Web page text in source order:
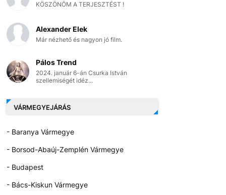
KÖSZÖNÖM A TERJESZTÉST !
Alexander Elek
Már nézhető és nagyon jó film.
Pálos Trend
2024. január 6-án Csurka István
szellemiségét idéz...
VÁRMEGYEJÁRÁS
- Baranya Vármegye
- Borsod-Abaúj-Zemplén Vármegye
- Budapest
- Bács-Kiskun Vármegye